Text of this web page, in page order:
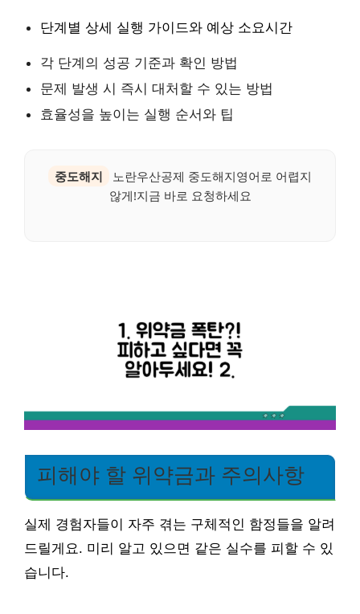
단계별 상세 실행 가이드와 예상 소요시간
각 단계의 성공 기준과 확인 방법
문제 발생 시 즉시 대처할 수 있는 방법
효율성을 높이는 실행 순서와 팁
중도해지
노란우산공제 중도해지영어로 어렵지
않게!지금 바로 요청하세요
피해야 할 위약금과 주의사항
실제 경험자들이 자주 겪는 구체적인 함정들을 알려
드릴게요. 미리 알고 있으면 같은 실수를 피할 수 있
습니다.